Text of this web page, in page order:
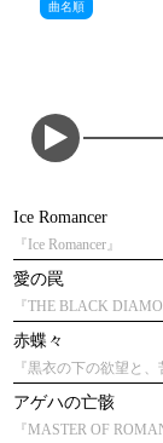
曲名順
Ice Romancer
『Ice Romancer』
愛の罠
『THE BLACK
赤蝶々
『黒衣の下の欲望と
アゲハの亡骸
『MASTER OF